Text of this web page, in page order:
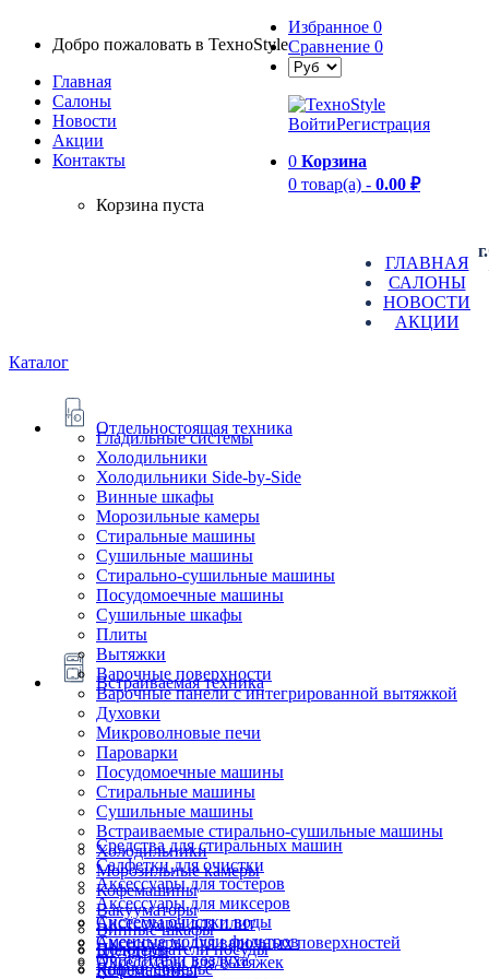
Добро пожаловать в TexноStyle
Главная
Салоны
Новости
Aкции
Контакты
Избранное 0
Сравнение 0
ВойтиРегистрация
0 Корзина
0 товар(а) - 0.00 ₽
Корзина пуста
ГЛАВНАЯ
САЛОНЫ
НОВОСТИ
АКЦИИ
Каталог
Отдельностоящая техника
Гладильные системы
Холодильники
Холодильники Side-by-Side
Винные шкафы
Морозильные камеры
Стиральные машины
Сушильные машины
Стирально-сушильные машины
Посудомоечные машины
Сушильные шкафы
Плиты
Встраиваемая техника
Вытяжки
Варочные поверхности
Варочные панели с интегрированной вытяжкой
Духовки
Микроволновые печи
Пароварки
Посудомоечные машины
Стиральные машины
Сушильные машины
Встраиваемые стирально-сушильные машины
Холодильники
Морозильные камеры
Кофемашины
Вакууматоры
Винные шкафы
Подогреватели посуды
Ящики сомелье
Блендеры
Кофемашины
Очистители воздуха
Системы очистки воды
Сменные модули фильтров
Аксессуары для тостеров
Аксессуары для миксеров
Аксессуары для плит
Аксессуары для варочных поверхностей
Аксессуары для вытяжек
Средства для стиральных машин
Салфетки для очистки